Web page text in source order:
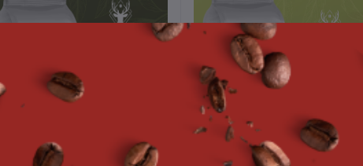
หยิบใส่ตะกร้า
I-CHI Matcha 500g Intercof หยิบใส่ตะกร้า
ผงชาเขียว Green Tea Powder 500